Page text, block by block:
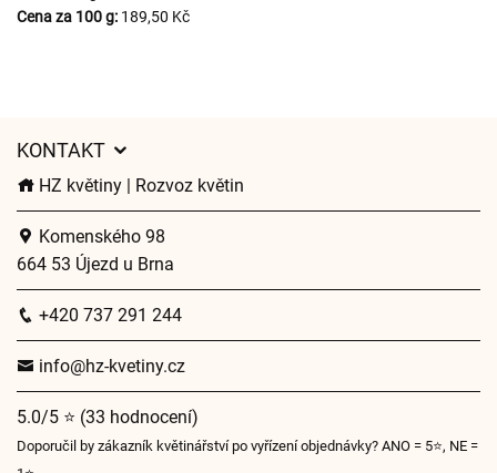
Cena za 100 g: 189,50 Kč
KONTAKT
HZ květiny | Rozvoz květin
Komenského 98
664 53 Újezd u Brna
+420 737 291 244
info@hz-kvetiny.cz
5.0/5 ⭐ (33 hodnocení)
Doporučil by zákazník květinářství po vyřízení objednávky? ANO = 5⭐, NE =